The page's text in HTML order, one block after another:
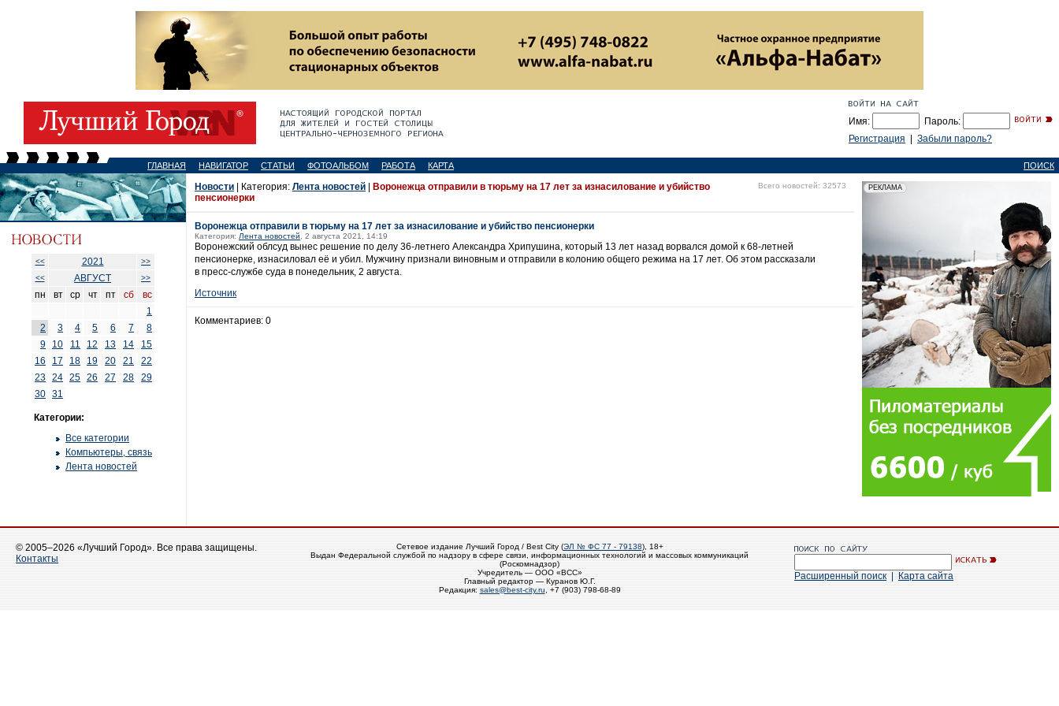
Имя:
Пароль:
Регистрация
Забыли пароль?
ГЛАВНАЯ НАВИГАТОР СТАТЬИ ФОТОАЛЬБОМ РАБОТА КАРТА ПОИСК
<< 2021
>>
<<
АВГУСТ >>
пн вт ср чт пт сб
вс
1
2
3 4 5 6 7
8
9
10 11 12 13 14
15
16
17 18 19 20 21
22
23 24 25 26 27 28
29
30 31
Категории:
Все категории
Компьютеры, связь
Лента новостей
Новости | Категория: Лента новостей
Воронежца отправили в тюрьму на 17 лет за изнасилование и убийство
пенсионерки
Всего новостей: 32573
Воронежца отправили в тюрьму на 17 лет за изнасилование и убийство пенсионерки
Категория: Лента новостей , 2 августа 2021, 14:19
Воронежский облсуд вынес решение по делу 36-летнего Александра Хрипушина, который 13 лет назад ворвался домой к 68-летней
пенсионерке, изнасиловал её и убил. Мужчину признали виновным и отправили в колонию общего режима на 17 лет. Об этом рассказали
в пресс-службе суда в понедельник, 2 августа.
Источник
Комментариев: 0
© 2005–2026 «Лучший Город». Все права защищены.
Контакты
Сетевое издание Лучший Город / Best City (ЭЛ № ФС 77 - 79138), 18+
Выдан Федеральной службой по надзору в сфере связи, информационных технологий и массовых коммуникаций
(Роскомнадзор)
Учредитель — ООО «ВСС»
Главный редактор — Куранов Ю.Г.
Редакция: sales@best-city.ru , +7 (903) 798-68-89
Расширенный поиск Карта сайта